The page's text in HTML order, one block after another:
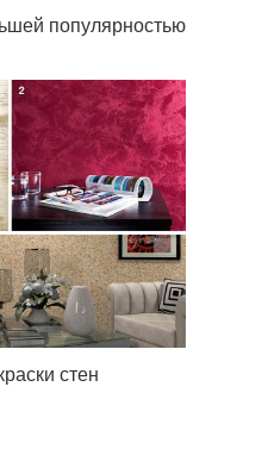
популярностью
стен